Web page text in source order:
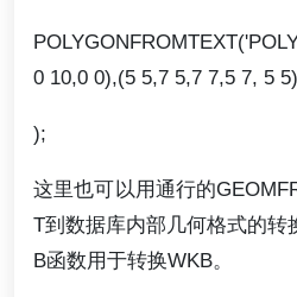
0 10,0 0),(5 5,7 5,7 7,5 7, 5
);
这里也可以用通行的
T到数据库内部几何格式的转
B函数用于转换WKB。